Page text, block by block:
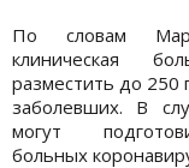
По словам
клиническая
разместить до
заболевших. В
могут
больных